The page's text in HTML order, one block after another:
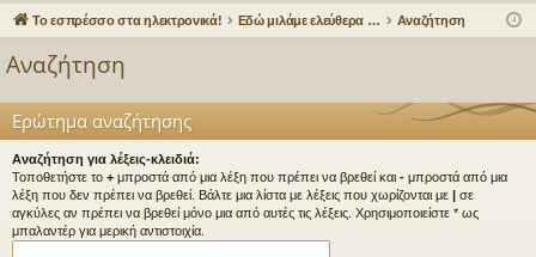
γο
συ
νδ
έσ
εις
Συ δε ρα
Το εσπρέσσο στα ηλεκτρονικά! Εδώ μιλάμε ελεύθερα για τον καφέ! Αναζήτηση
Αναζήτηση
Ερώτημα αναζήτησης
Αναζήτηση για λέξεις-κλειδιά:
Τοποθετήστε το + μπροστά από μια λέξη που πρέπει να βρεθεί και - μπροστά από μια
λέξη που δεν πρέπει να βρεθεί. Βάλτε μια λίστα με λέξεις που χωρίζονται με | σε
αγκύλες αν πρέπει να βρεθεί μόνο μια από αυτές τις λέξεις. Χρησιμοποιείστε * ως
μπαλαντέρ για μερική αντιστοιχία.